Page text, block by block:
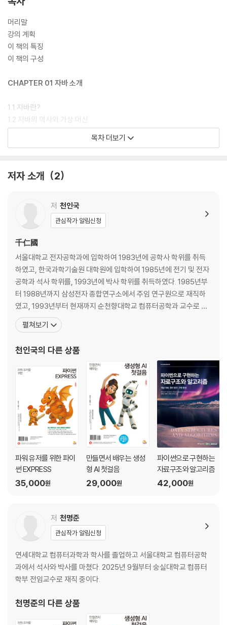
코드를 변형하는 능력을 기를 수 있다. Mini Project, Exercises, Progr
amming Exercises는 배운 이론을 점검할 수 있으며, 특히 Programmi
ng Exercises에서는 직접 코드를 작성해 보며, 유연한 프로그래밍 능력
을 기를 수 있다. 학습자는 이 과정을 통해 사고력과 문제 해결 능력을 강화
념을 더욱 풍성해진 그림을 통해 쉽고 재미있게 설명하고자 하였다. 둘째,
핵심 개념의 이론적 배경과 실무적 관점을 균형 있게 설명하여 이해도를
높였다. 셋째, 예제에 '도전문제'를 추가하여 개념의 이해와 응용력이 상승
할 수 있도록 구성하였다. 넷째, 멀티 스레딩, 함수형 프로그래밍과 같은 심
이 책의 가장 큰 강점은 ‘이해 → 응용 → 실습’의 과정을 거쳐 학습자가 자
자바의 대표 도서답게, 이번 4판은 자바 학습의 새로운 표준이 될 것이다.
머리말
강의 계획
이 책의 특징
이 책의 구성
CHAPTER 01 자바 소개
1.1 자바란?
1.2 자바의 역사와 가상 머신
1.3 자바의 특징
1.7 인텔리제이 사용하기
Mini Project 수행하기 사칙 연산 프로그램
Exercises
Programming Exercises
CHAPTER 02 자바 프로그래밍 기초
2.1 자바 프로그램 구성 요소
2.2 변수와 자료형
2.4 수식과 연산자
Summary
Programming Exercises
CHAPTER 03 조건문, 반복문, 배열
3.1 if-else 문
3.2 switch 문
3.3 for 문
3.4 while 문
3.5 배열
3.6 2차원 배열
CHAPTER 04 클래스와 객체 I
4.2 객체 지향 프로그래밍의 원칙
목차 더보기
저자 소개 2
저 천인국
관심작가 알림신청
千仁國
서울대학교 전자공학과에 입학하여 1983년에 공학사 학위를 취득
하였고, 한국과학기술원 대학원에 입학하여 1985년에 전기 및 전자
공학과 석사 학위를, 1993년에 박사 학위를 취득하였다. 1985년부
터 1988년까지 삼성전자 종합연구소에서 주임 연구원으로 재직하
였고, 1993년부터 현재까지 순천향대학교 컴퓨터공학과 교수로 재
직 중이다. 2005년에는 캐나다 UBC에서 방문교수를 지냈다. 저서
로는 『인공지능 2판』(2023, 인피니티북스), 『HTML5+CSS3+Ja
『Power JAVA 3판』(202
펼쳐보기
천인국의 다른 상품
파워 유저를 위한 파이
썬 EXPRESS
35,000원
만들면서 배우는 생성
형 AI 첫걸음
29,000원
파이썬으로 구현하는
자료구조와 알고리즘
42,000원
저 천명준
관심작가 알림신청
연세대학교 컴퓨터과학과 학사를 졸업하고 서울대학교 컴퓨터공학
과에서 석사와 박사를 마쳤다. 2025년 9월부터 숭실대학교 컴퓨터
학부 전임교수로 재직 중이다.
천명준의 다른 상품